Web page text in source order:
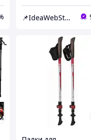
📌IdeaWebStor интернет-магазин товаров для спорта